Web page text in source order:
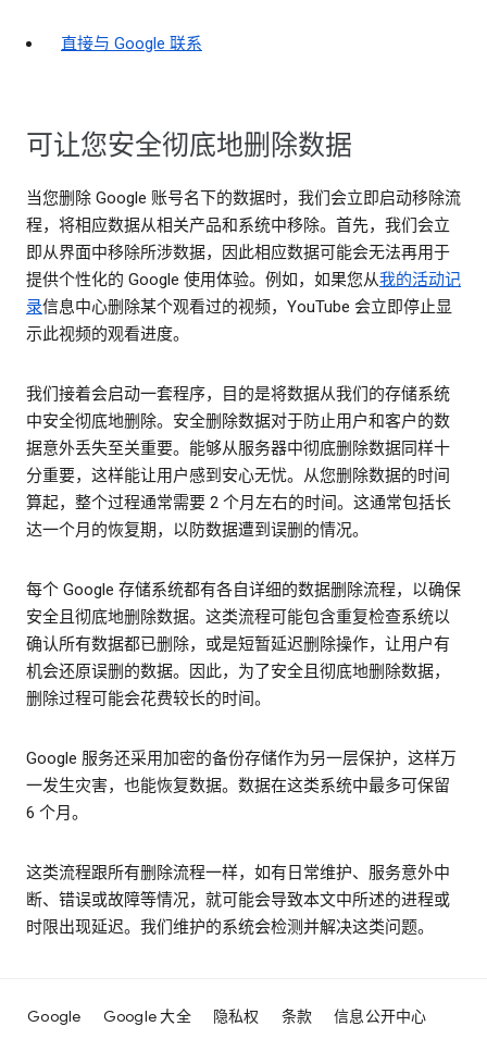
直接与 Google 联系
可让您安全彻底地删除数据
当您删除 Google 账号名下的数据时，我们会立即启动移除流
程，将相应数据从相关产品和系统中移除。首先，我们会立
即从界面中移除所涉数据，因此相应数据可能会无法再用于
提供个性化的 Google 使用体验。例如，如果您从我的活动记
录信息中心删除某个观看过的视频，YouTube 会立即停止显
示此视频的观看进度。
我们接着会启动一套程序，目的是将数据从我们的存储系统
中安全彻底地删除。安全删除数据对于防止用户和客户的数
据意外丢失至关重要。能够从服务器中彻底删除数据同样十
分重要，这样能让用户感到安心无忧。从您删除数据的时间
算起，整个过程通常需要 2 个月左右的时间。这通常包括长
达一个月的恢复期，以防数据遭到误删的情况。
每个 Google 存储系统都有各自详细的数据删除流程，以确保
安全且彻底地删除数据。这类流程可能包含重复检查系统以
确认所有数据都已删除，或是短暂延迟删除操作，让用户有
机会还原误删的数据。因此，为了安全且彻底地删除数据，
删除过程可能会花费较长的时间。
Google 服务还采用加密的备份存储作为另一层保护，这样万
一发生灾害，也能恢复数据。数据在这类系统中最多可保留
6 个月。
这类流程跟所有删除流程一样，如有日常维护、服务意外中
断、错误或故障等情况，就可能会导致本文中所述的进程或
时限出现延迟。我们维护的系统会检测并解决这类问题。
Google Google 大全 隐私权 条款 信息公开中心